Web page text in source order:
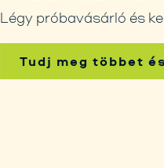
Légy próbavásárló és
Tudj meg többet